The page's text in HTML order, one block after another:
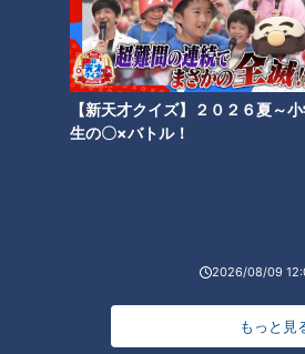
【新天才クイズ】２０２６夏～
生の〇×バトル！
2026/08/09
もっと見
注意すべき背骨の病気 尿ト